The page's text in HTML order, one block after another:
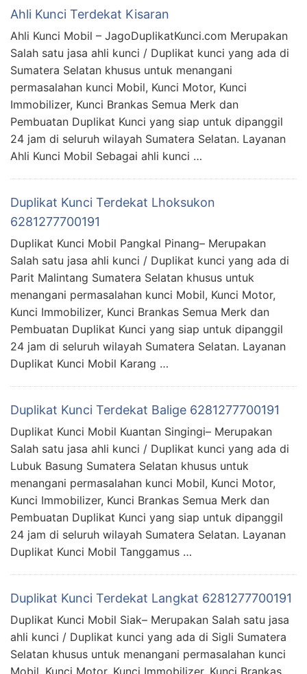
Ahli Kunci Terdekat Kisaran
Ahli Kunci Mobil – JagoDuplikatKunci.com Merupakan
Salah satu jasa ahli kunci / Duplikat kunci yang ada di
Sumatera Selatan khusus untuk menangani
permasalahan kunci Mobil, Kunci Motor, Kunci
Immobilizer, Kunci Brankas Semua Merk dan
Pembuatan Duplikat Kunci yang siap untuk dipanggil
24 jam di seluruh wilayah Sumatera Selatan. Layanan
Ahli Kunci Mobil Sebagai ahli kunci …
Duplikat Kunci Terdekat Lhoksukon
6281277700191
Duplikat Kunci Mobil Pangkal Pinang– Merupakan
Salah satu jasa ahli kunci / Duplikat kunci yang ada di
Parit Malintang Sumatera Selatan khusus untuk
menangani permasalahan kunci Mobil, Kunci Motor,
Kunci Immobilizer, Kunci Brankas Semua Merk dan
Pembuatan Duplikat Kunci yang siap untuk dipanggil
24 jam di seluruh wilayah Sumatera Selatan. Layanan
Duplikat Kunci Mobil Karang …
Duplikat Kunci Terdekat Balige 6281277700191
Duplikat Kunci Mobil Kuantan Singingi– Merupakan
Salah satu jasa ahli kunci / Duplikat kunci yang ada di
Lubuk Basung Sumatera Selatan khusus untuk
menangani permasalahan kunci Mobil, Kunci Motor,
Kunci Immobilizer, Kunci Brankas Semua Merk dan
Pembuatan Duplikat Kunci yang siap untuk dipanggil
24 jam di seluruh wilayah Sumatera Selatan. Layanan
Duplikat Kunci Mobil Tanggamus …
Duplikat Kunci Terdekat Langkat 6281277700191
Duplikat Kunci Mobil Siak– Merupakan Salah satu jasa
ahli kunci / Duplikat kunci yang ada di Sigli Sumatera
Selatan khusus untuk menangani permasalahan kunci
Mobil, Kunci Motor, Kunci Immobilizer, Kunci Brankas